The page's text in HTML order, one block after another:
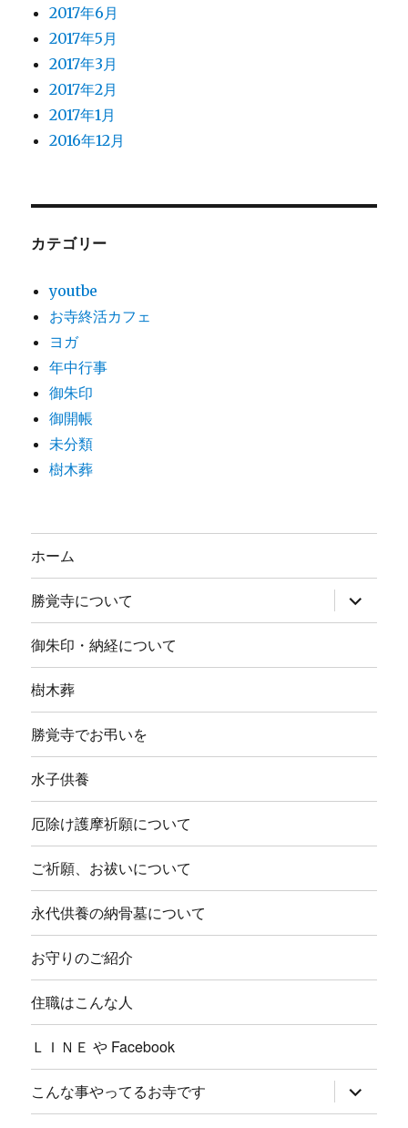
2017年6月
2017年5月
2017年3月
2017年2月
2017年1月
2016年12月
カテゴリー
youtbe
お寺終活カフェ
ヨガ
年中行事
御朱印
御開帳
未分類
樹木葬
ホーム
勝覚寺について サ
ブ
メ
ー
開
御朱印・納経について
樹木葬
勝覚寺でお弔いを
水子供養
厄除け護摩祈願について
ご祈願、お祓いについて
永代供養の納骨墓について
お守りのご紹介
住職はこんな人
ＬＩＮＥ や Facebook
こんな事やってるお寺です サ
ブ
メ